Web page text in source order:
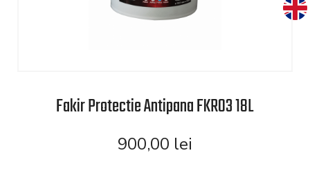
Fakir Protectie Antipana FKR03 18L
900,00 lei